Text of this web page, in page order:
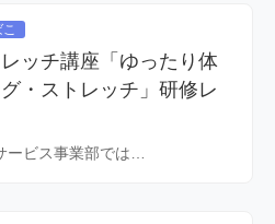
ッチ講座「ゆったり体
・ストレッチ」研修レ
ビス事業部では…